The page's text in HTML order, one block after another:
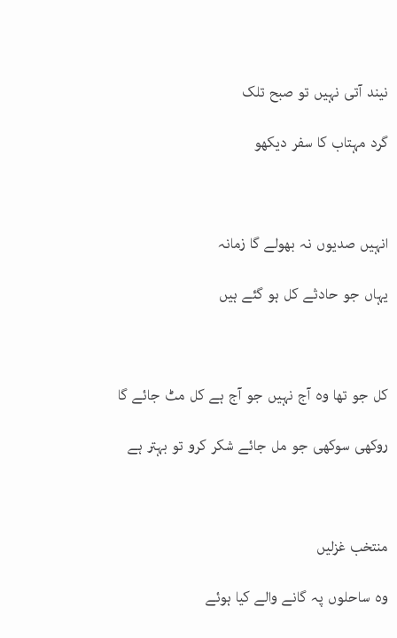
نیند آتی نہیں تو صبح تلک
گرد مہتاب کا سفر دیکھو
انہیں صدیوں نہ بھولے گا زمانہ
یہاں جو حادثے کل ہو گئے ہیں
کل جو تھا وہ آج نہیں جو آج ہے کل مٹ جائے گا
روکھی سوکھی جو مل جائے شکر کرو تو بہتر ہے
منتخب غزلیں
وہ ساحلوں پہ گانے والے کیا ہوئے